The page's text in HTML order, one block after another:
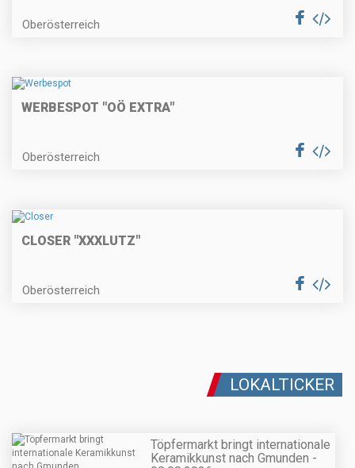
Oberösterreich
WERBESPOT "OÖ EXTRA"
Oberösterreich
CLOSER "XXXLUTZ"
Oberösterreich
LOKALTICKER
Töpfermarkt bringt internationale
Keramikkunst nach Gmunden -